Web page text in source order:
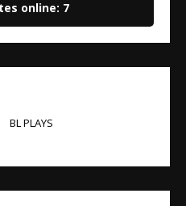
online: 7
BL PLAYS